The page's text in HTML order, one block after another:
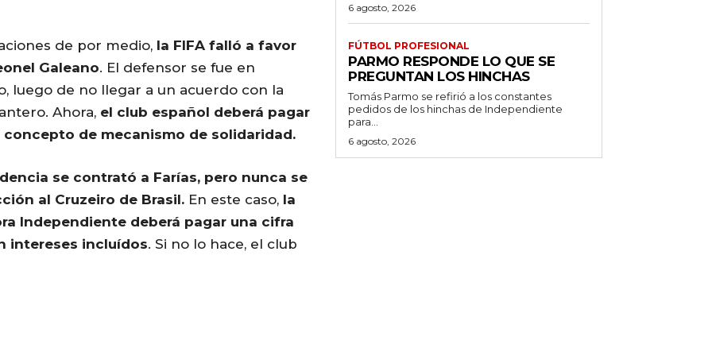
de por medio, la FIFA falló a favor
Galeano. El defensor se fue en
luego de no llegar a un acuerdo con la
Ahora, el club español deberá pagar
de mecanismo de solidaridad.
se contrató a Farías, pero nunca se
al Cruzeiro de Brasil. En este caso, la
Independiente deberá pagar una cifra
intereses incluídos. Si no lo hace, el club
6 agosto, 2026
FÚTBOL PROFESIONAL
PARMO RESPONDE LO QUE SE
PREGUNTAN LOS HINCHAS
Tomás Parmo se refirió a los constantes
pedidos de los hinchas de Independiente
para...
6 agosto, 2026